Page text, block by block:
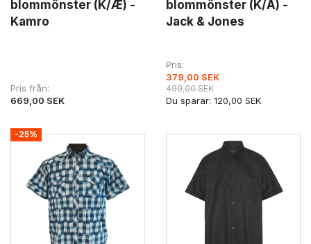
blommönster (K/Æ) -
Kamro
Pris från
669,00 SEK
blommönster (K/Ä) -
Jack & Jones
Pris
379,00 SEK
499,00 SEK
Du sparar: 120,00 SEK
-25%